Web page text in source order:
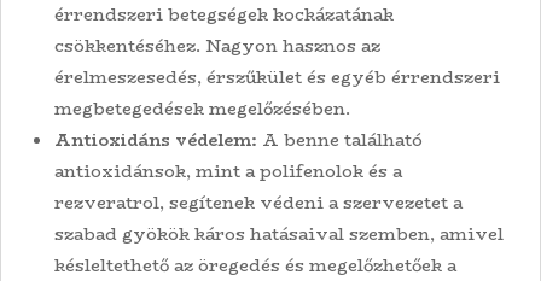
érrendszeri betegségek kockázatának
csökkentéséhez. Nagyon hasznos az
érelmeszesedés, érszűkület és egyéb érrendszeri
megbetegedések megelőzésében.
Antioxidáns védelem: A benne található
antioxidánsok, mint a polifenolok és a
rezveratrol, segítenek védeni a szervezetet a
szabad gyökök káros hatásaival szemben, amivel
késleltethető az öregedés és megelőzhetőek a